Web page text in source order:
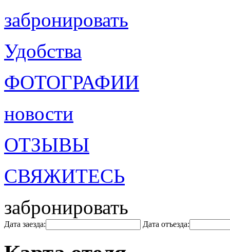
забронировать
Удобства
ФОТОГРАФИИ
новости
ОТЗЫВЫ
СВЯЖИТЕСЬ
забронировать
Дата заезда: Дата отъезда: